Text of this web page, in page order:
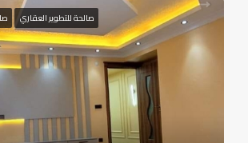
صالحة للتطوير العقاري